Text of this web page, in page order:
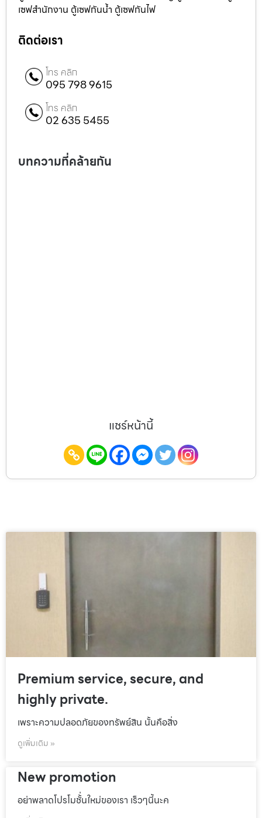
เซฟสำนักงาน ตู้เซฟกันน้ำ ตู้เซฟกันไฟ
ติดต่อเรา
โทร คลิก
095 798 9615
โทร คลิก
02 635 5455
บทความที่คล้ายกัน
แชร์หน้านี้
Premium service, secure, and
highly private.
เพราะความปลอดภัยของทรัพย์สิน นั้นคือสิ่ง
ดูเพิ่มเติม »
New promotion
อย่าพลาดโปรโมชั้่นใหม่ของเรา เร็วๆนี้นะค